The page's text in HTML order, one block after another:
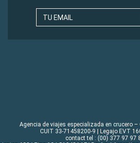
TU EMAIL
Agencia de viajes especializada en crucero –
CUIT 33-71458200-9 | Legajo EVT
contact tel : (00) 377 97 97